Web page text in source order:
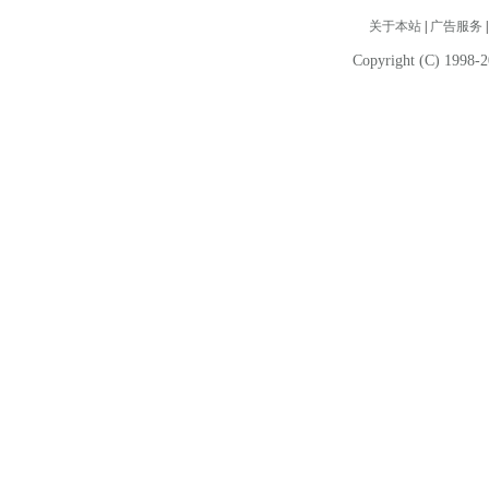
关于本站| 广告服务
Copyright (C) 1998-